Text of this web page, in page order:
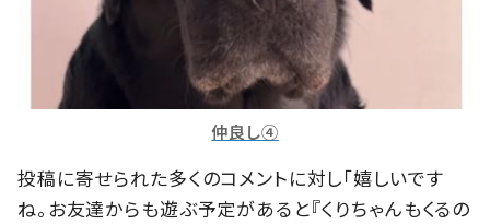
仲良し④
投稿に寄せられた多くのコメントに対し「嬉しいです
ね。お友達からも遊ぶ予定があると『くりちゃんもくるの